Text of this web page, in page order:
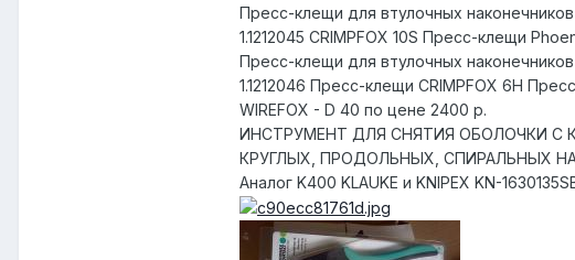
Пресс-клещи для втулочных
1.1212045 CRIMPFOX 10S Пресс-клещи
Пресс-клещи для втулочных
1.1212046 Пресс-клещи CRIMPFOX 6H
WIREFOX - D 40 по цене 2400 р.
ИНСТРУМЕНТ ДЛЯ СНЯТИЯ ОБОЛОЧКИ С
КРУГЛЫХ, ПРОДОЛЬНЫХ, СПИРАЛЬНЫХ
Аналог K400 KLAUKE и KNIPEX KN-